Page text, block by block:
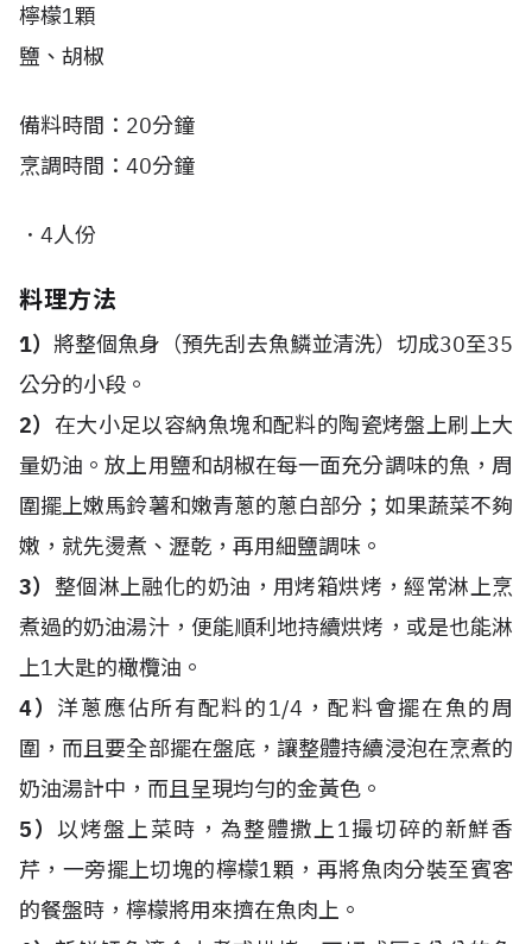
檸檬1顆
鹽、胡椒
備料時間：20分鐘
烹調時間：40分鐘
．4人份
料理方法
1）將整個魚身（預先刮去魚鱗並清洗）切成30至35
公分的小段。
2） 在大小足以容納魚塊和配料的陶瓷烤盤上刷上大
量奶油。放上用鹽和胡椒在每一面充分調味的魚，周
圍擺上嫩馬鈴薯和嫩青蔥的蔥白部分；如果蔬菜不夠
嫩，就先燙煮、瀝乾，再用細鹽調味。
3） 整個淋上融化的奶油，用烤箱烘烤，經常淋上烹
煮過的奶油湯汁，便能順利地持續烘烤，或是也能淋
上1大匙的橄欖油。
4） 洋蔥應佔所有配料的1/4，配料會擺在魚的周
圍，而且要全部擺在盤底，讓整體持續浸泡在烹煮的
奶油湯計中，而且呈現均勻的金黃色。
5）以烤盤上菜時，為整體撒上1撮切碎的新鮮香
芹，一旁擺上切塊的檸檬1顆，再將魚肉分裝至賓客
的餐盤時，檸檬將用來擠在魚肉上。